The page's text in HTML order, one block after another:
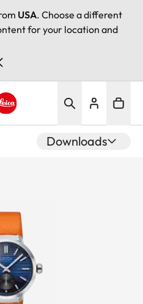
USA. Choose a different
for your location and
Downloads